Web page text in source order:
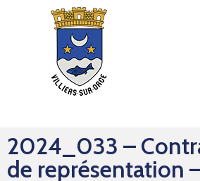
Mes
Sorties
2024_033 –
de représentation